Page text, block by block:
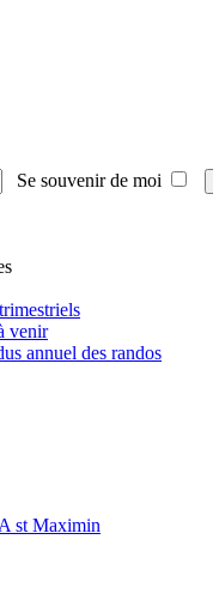
Se souvenir de moi
venir
annuel des randos
st Maximin